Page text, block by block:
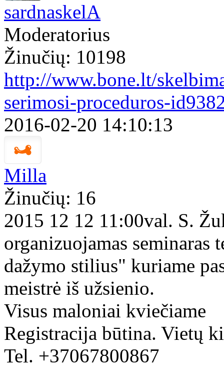
sardnaskelA
Moderatorius
Žinučių: 10198
http://www.bone.lt/
serimosi-proceduros-
2016-02-20 14:10:13
Milla
Žinučių: 16
2015 12 12 11:00val. S.
organizuojamas
dažymo stilius" kuriame
meistrė iš užsienio.
Visus maloniai kviečiame
Registracija būtina. Vietų
Tel. +37067800867